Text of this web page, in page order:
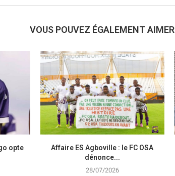
VOUS POUVEZ ÉGALEMENT AIMER
opte
Affaire ES Agboville : le FC OSA
dénonce...
28/07/2026